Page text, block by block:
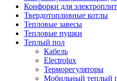
Конфорки для электроплит
Твердотопливные котлы
Тепловые завесы
Тепловые пушки
Теплый пол
Кабель
Electrolux
Терморегуляторы
Мобильный теплый